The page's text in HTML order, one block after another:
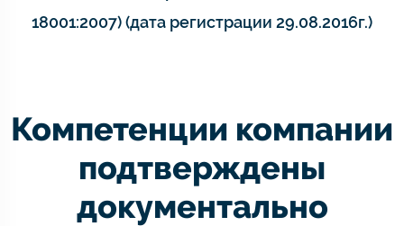
18001:2007) (дата регистрации 29.08.2016г.)
Компетенции компании
подтверждены
документально